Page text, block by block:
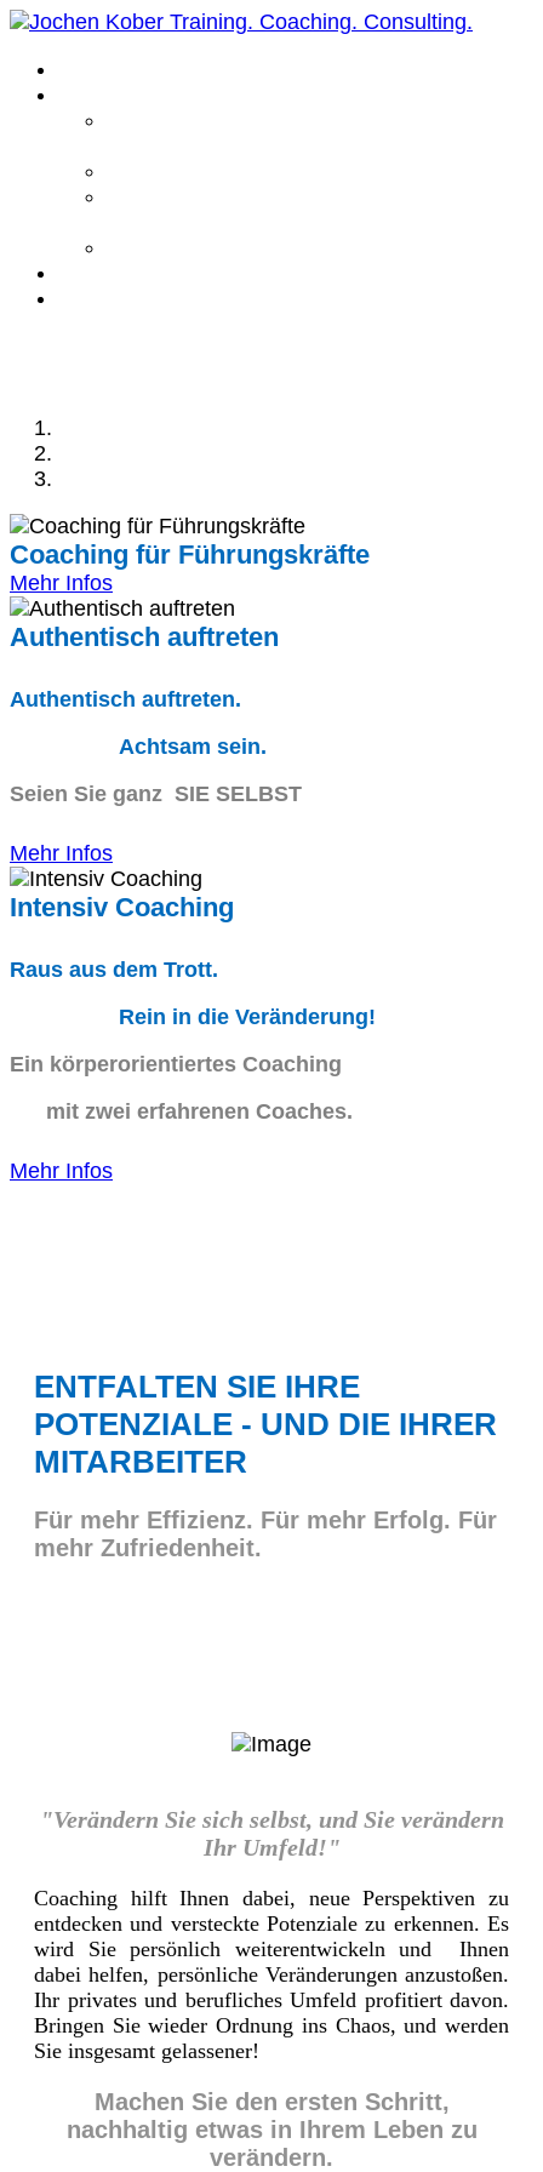
Coaching für Führungskräfte
Mehr Infos
Authentisch auftreten
Authentisch auftreten.
Achtsam sein.
Seien Sie ganz SIE SELBST
Mehr Infos
Intensiv Coaching
Raus aus dem Trott.
Rein in die Veränderung!
Ein körperorientiertes Coaching
mit zwei erfahrenen Coaches.
Mehr Infos
ENTFALTEN SIE IHRE
POTENZIALE - UND DIE IHRER
MITARBEITER
Für mehr Effizienz. Für mehr Erfolg. Für
mehr Zufriedenheit.
"Verändern Sie sich selbst, und Sie verändern
Ihr Umfeld!"
Coaching hilft Ihnen dabei, neue Perspektiven zu
entdecken und versteckte Potenziale zu erkennen. Es
wird Sie persönlich weiterentwickeln und Ihnen
dabei helfen, persönliche Veränderungen anzustoßen.
Ihr privates und berufliches Umfeld profitiert davon.
Bringen Sie wieder Ordnung ins Chaos, und werden
Sie insgesamt gelassener!
Machen Sie den ersten Schritt,
nachhaltig etwas in Ihrem Leben zu
verändern.